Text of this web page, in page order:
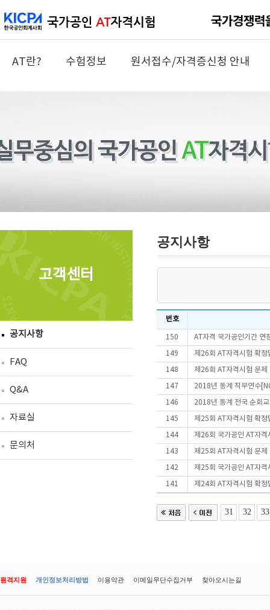
AT란? 수험정보 원서접수/자격증신청 안내
고객센터
공지사항
FAQ
Q&A
자료실
문의처
공지사항
번호
150 AT자격 국가공인기간 연
149 제26회 AT자격시험 확정
148 제26회 AT자격시험 문
147 2018년 동계 직무연수
146 2018년 동계 전국 순회
145 제25회 AT자격시험 확정
144 제26회 국가공인 AT자격
143 제25회 AT자격시험 문
142 제25회 국가공인 AT자격
141 제24회 AT자격시험 확정
31 32 33
원격지원 개인정보처리방법 이용약관 이메일무단수집거부 찾아오시는길